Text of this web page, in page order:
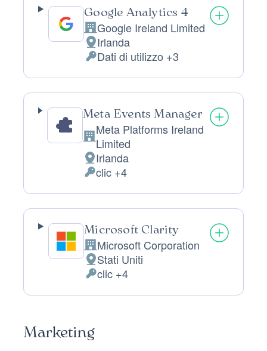
Google Analytics 4
Azienda:
Google Ireland Limited
Luogo
del
trattamento:
Irlanda
Dati
Personali
trattati:
Dati di utilizzo +3
Meta Events Manager
Azienda:
Meta Platforms Ireland
Limited
Luogo
del
trattamento:
Irlanda
Dati
Personali
trattati:
clic +4
Microsoft Clarity
Azienda:
Microsoft Corporation
Luogo
del
trattamento:
Stati Uniti
Dati
Personali
clic +4
Marketing